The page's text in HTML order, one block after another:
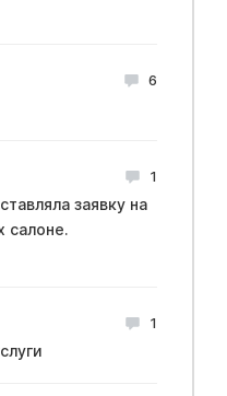
6
1
заявку на
салоне.
1